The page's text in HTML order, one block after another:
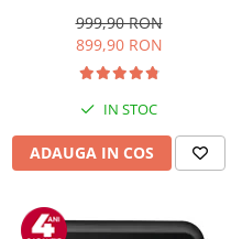
83.2 cm, Negru
999,90 RON
899,90 RON
IN STOC
ADAUGA IN COS